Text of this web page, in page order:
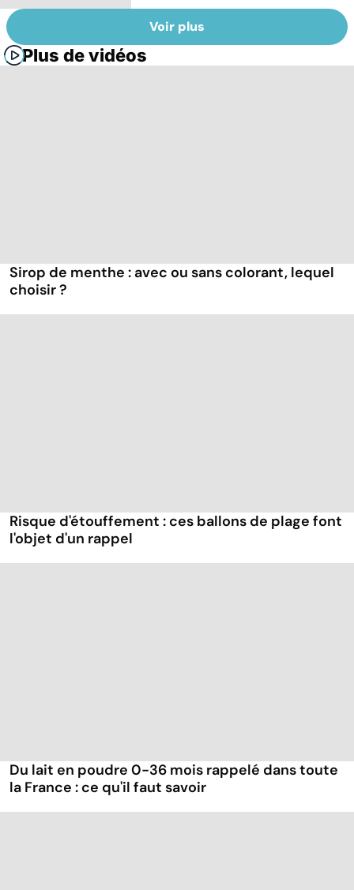
Voir plus
Plus de vidéos
Sirop de menthe : avec ou sans colorant, lequel
choisir ?
Risque d'étouffement : ces ballons de plage font
l'objet d'un rappel
Du lait en poudre 0-36 mois rappelé dans toute
la France : ce qu'il faut savoir